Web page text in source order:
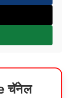
चॅनेल